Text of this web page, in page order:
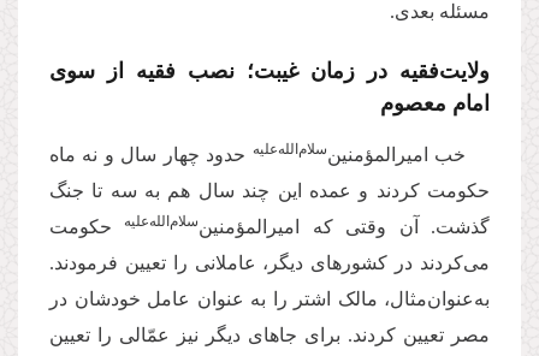
مسئله بعدی.
ولایت‌فقیه در زمان غیبت؛ نصب فقیه از سوی
امام معصوم
خب امیرالمؤمنین‌سلام‌‌الله‌‌عليه حدود چهار سال و نه ماه
حکومت کردند و عمده این چند سال هم به سه تا جنگ
گذشت. آن وقتی که امیرالمؤمنین‌‌سلام‌‌الله‌‌عليه
حکومت
می‌کردند در کشورهای دیگر، عاملانی را تعیین فرمودند.
به‌عنوان‌مثال، مالک اشتر را به عنوان عامل خودشان در
مصر تعیین کردند. برای جاهای دیگر نیز عمّالی را تعیین